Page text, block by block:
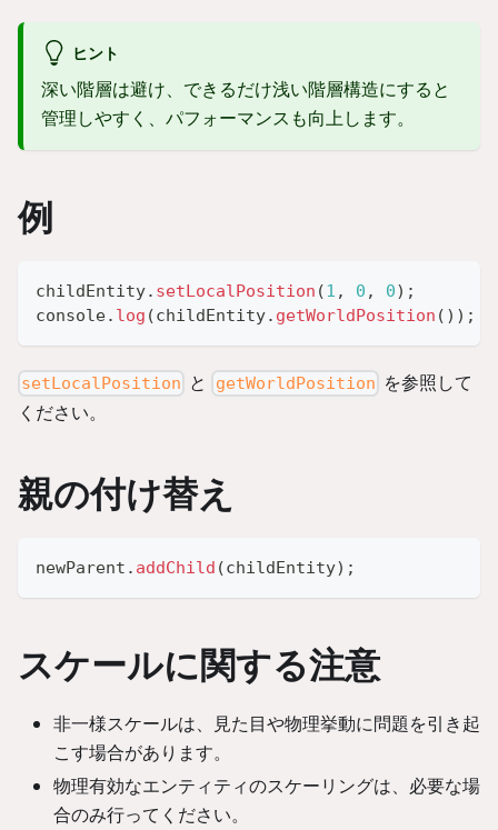
ヒント
深い階層は避け、できるだけ浅い階層構造にすると
管理しやすく、パフォーマンスも向上します。
例
childEntity. setLocalPosition (1 , 0 , 0) ;
console. log (childEntity. getWorldPosition ( ) ) ;
setLocalPosition と getWorldPosition を参照して
ください。
親の付け替え
newParent . addChild (childEntity) ;
スケールに関する注意
非一様スケールは、見た目や物理挙動に問題を引き起
こす場合があります。
物理有効なエンティティのスケーリングは、必要な場
合のみ行ってください。